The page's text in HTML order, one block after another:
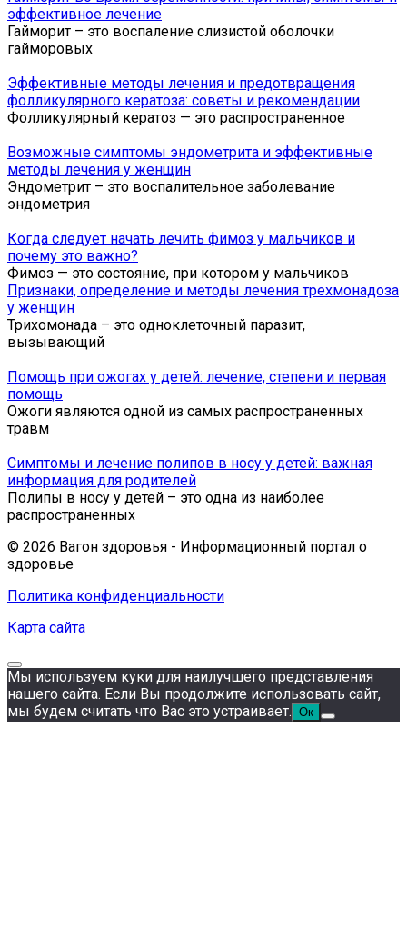
эффективное лечение
Гайморит – это воспаление слизистой оболочки
гайморовых
Эффективные методы лечения и предотвращения
фолликулярного кератоза: советы и рекомендации
Фолликулярный кератоз — это распространенное
Возможные симптомы эндометрита и эффективные
методы лечения у женщин
Эндометрит – это воспалительное заболевание
эндометрия
Когда следует начать лечить фимоз у мальчиков и
почему это важно?
Фимоз — это состояние, при котором у мальчиков
Признаки, определение и методы лечения трехмонадоза
у женщин
Трихомонада – это одноклеточный паразит,
вызывающий
Помощь при ожогах у детей: лечение, степени и первая
помощь
Ожоги являются одной из самых распространенных
травм
Симптомы и лечение полипов в носу у детей: важная
информация для родителей
Полипы в носу у детей – это одна из наиболее
распространенных
© 2026 Вагон здоровья - Информационный портал о
здоровье
Политика конфиденциальности
Карта сайта
Мы используем куки для наилучшего представления
нашего сайта. Если Вы продолжите использовать сайт,
мы будем считать что Вас это устраивает. Ок